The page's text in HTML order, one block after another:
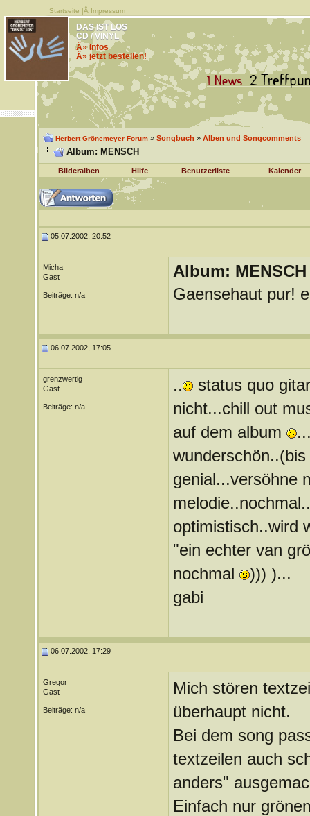
Startseite |Â Impressum
DAS IST LOS
CD / VINYL
Â» Infos
Â» jetzt bestellen!
Herbert Grönemeyer Forum» Songbuch » Alben und Songcomments
Album: MENSCH
Bilderalben Hilfe Benutzerliste Kalender
05.07.2002, 20:52
Micha
Gast
Beiträge: n/a
Album: MENSCH
Gaensehaut pur!
06.07.2002, 17:05
grenzwertig
Gast
Beiträge: n/a
..
status quo
nicht...chill out
auf dem album
genial...versöhne
optimistisch..wird
"ein echter van
nochmal
))) )...
gabi
06.07.2002, 17:29
Gregor
Gast
Beiträge: n/a
Mich stören
überhaupt nicht.
Bei dem song
textzeilen auch
anders"
Einfach nur